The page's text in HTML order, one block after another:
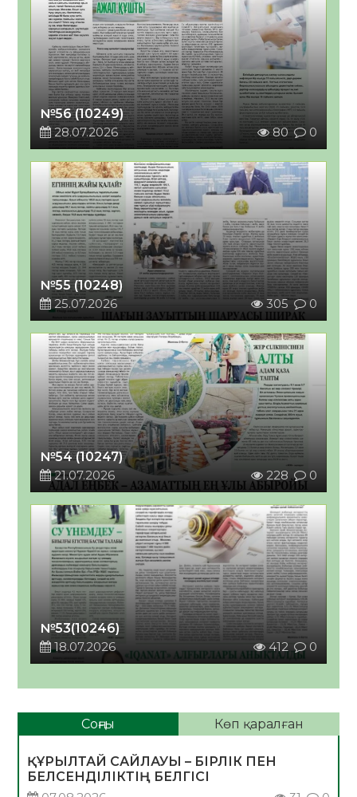
№56 (10249)
28.07.2026
80 0
№55 (10248)
25.07.2026
305 0
№54 (10247)
21.07.2026
228 0
№53(10246)
18.07.2026
412 0
Соңғы Көп қаралған
ҚҰРЫЛТАЙ САЙЛАУЫ – БІРЛІК ПЕН
БЕЛСЕНДІЛІКТІҢ БЕЛГІСІ